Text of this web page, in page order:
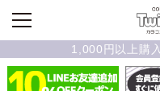
1,000円以上購